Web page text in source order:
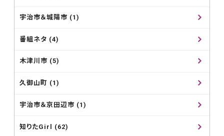
宇治市＆城陽市 (1)
番組ネタ (4)
木津川市 (5)
久御山町 (1)
宇治市＆京田辺市 (1)
知りたGirl (62)